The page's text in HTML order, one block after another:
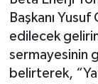
Başkanı
edilecek
sermayesinin
belirterek,
Magazin
Spor
Süper Lig
Tüm